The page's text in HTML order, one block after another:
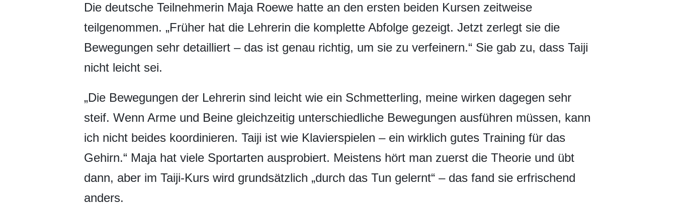
Die deutsche Teilnehmerin Maja Roewe hatte an den ersten beiden Kursen zeitweise
teilgenommen. „Früher hat die Lehrerin die komplette Abfolge gezeigt. Jetzt zerlegt sie die
Bewegungen sehr detailliert – das ist genau richtig, um sie zu verfeinern.“ Sie gab zu, dass Taiji
nicht leicht sei.
„Die Bewegungen der Lehrerin sind leicht wie ein Schmetterling, meine wirken dagegen sehr
steif. Wenn Arme und Beine gleichzeitig unterschiedliche Bewegungen ausführen müssen, kann
ich nicht beides koordinieren. Taiji ist wie Klavierspielen – ein wirklich gutes Training für das
Gehirn.“ Maja hat viele Sportarten ausprobiert. Meistens hört man zuerst die Theorie und übt
dann, aber im Taiji-Kurs wird grundsätzlich „durch das Tun gelernt“ – das fand sie erfrischend
anders.